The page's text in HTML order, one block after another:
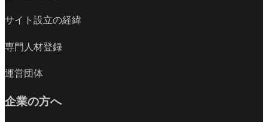
サイト設立の経緯
専門人材登録
運営団体
企業の方へ